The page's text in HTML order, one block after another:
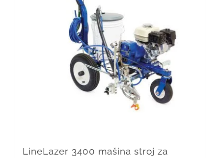
LineLazer 3400 mašina stroj za